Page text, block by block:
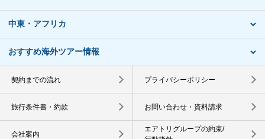
中東・アフリカ
おすすめ海外ツアー情報
契約までの流れ プライバシーポリシー
旅行条件書・約款 お問い合わせ・資料請求
会社案内
エアトリグループの約束/